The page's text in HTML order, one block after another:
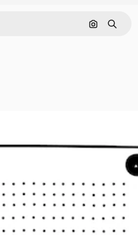
Поиск по
Поиск